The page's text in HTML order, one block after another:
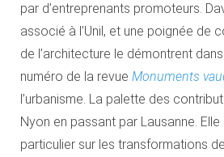
par d’entreprenants promoteurs.
associé à l’Unil, et une poignée de
de l’architecture le démontrent
numéro de la revue Monuments
l’urbanisme. La palette des
Nyon en passant par Lausanne. Elle
particulier sur les transformations